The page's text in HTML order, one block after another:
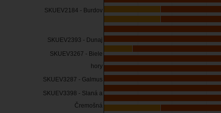
SKUEV2184 - Burdov
SKUEV2393 - Dunaj
SKUEV3267 - Biele
hory
SKUEV3287 - Galmus
SKUEV3398 - Slaná a
Čremošná